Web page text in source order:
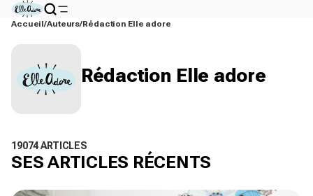
Accueil Auteurs Rédaction Elle adore
Rédaction Elle adore
19074 ARTICLES
SES ARTICLES RÉCENTS